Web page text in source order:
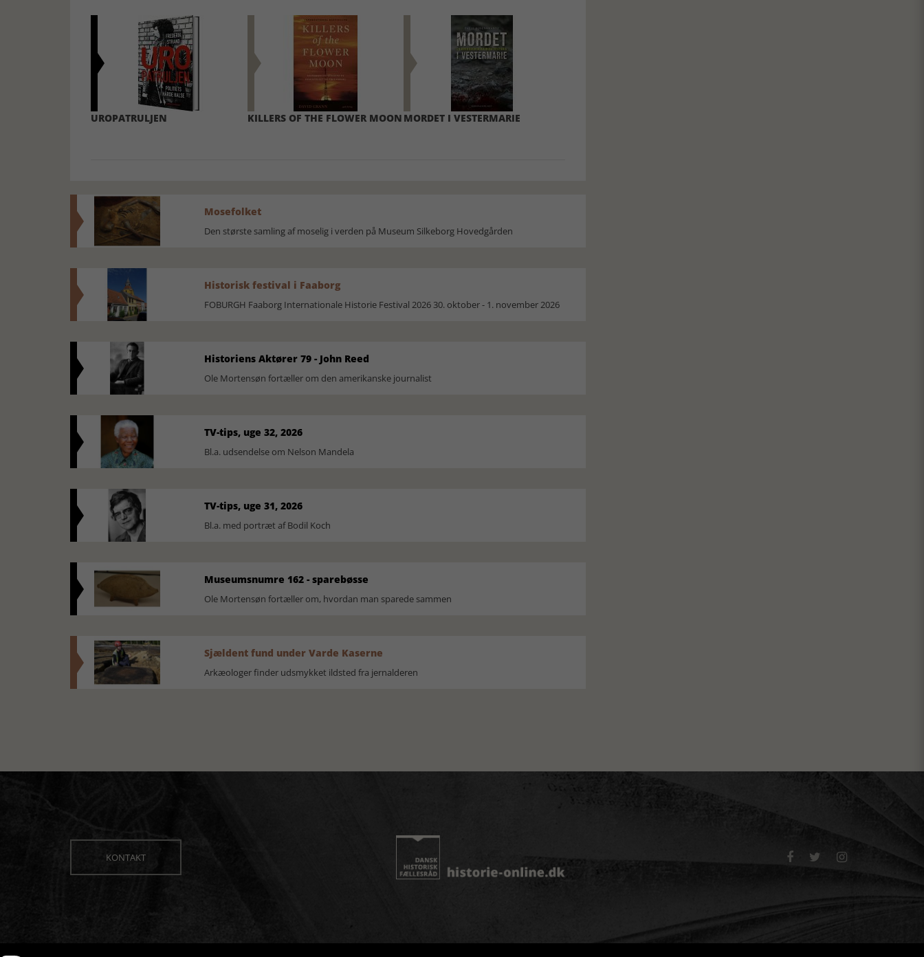
UROPATRULJEN KILLERS OF THE FLOWER MOON MORDET I VESTERMARIE
Mosefolket
Den største samling af moselig i verden på Museum Silkeborg Hovedgården
Historisk festival i Faaborg
FOBURGH Faaborg Internationale Historie Festival 2026 30. oktober - 1. november 2026
Historiens Aktører 79 - John Reed
Ole Mortensøn fortæller om den amerikanske journalist
TV-tips, uge 32, 2026
Bl.a. udsendelse om Nelson Mandela
TV-tips, uge 31, 2026
Bl.a. med portræt af Bodil Koch
Museumsnumre 162 - sparebøsse
Ole Mortensøn fortæller om, hvordan man sparede sammen
Sjældent fund under Varde Kaserne
Arkæologer finder udsmykket ildsted fra jernalderen
KONTAKT   